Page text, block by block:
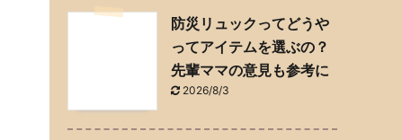
防災リュックってどうや
ってアイテムを選ぶの？
先輩ママの意見も参考に
2026/8/3